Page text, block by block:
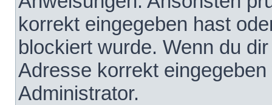
korrekt eingegeben hast
blockiert wurde. Wenn du
Adresse korrekt
Administrator.